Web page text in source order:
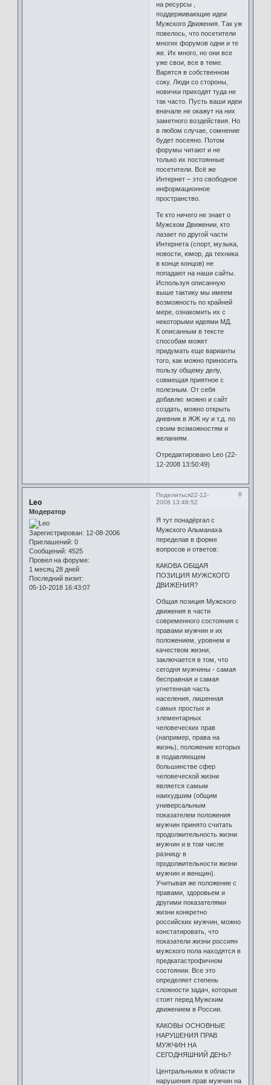
на ресурсы ,
поддерживающие идеи
Мужского Движения. Так уж
повелось, что посетители
многих форумов одни и те
же. Их много, но они все
уже свои, все в теме.
Варятся в собственном
соку. Люди со стороны,
новички приходят туда не
так часто. Пусть ваши идеи
вначале не окажут на них
заметного воздействия. Но
в любом случае, сомнение
будет посеяно. Потом
форумы читают и не
только их постоянные
посетители. Всё же
Интернет – это свободное
информационное
пространство.
Те кто ничего не знает о
Мужском Движении, кто
лазает по другой части
Интернета (спорт, музыка,
новости, юмор, да техника
в конце концов) не
попадают на наши сайты.
Используя описанную
выше тактику мы имеем
возможность по крайней
мере, ознакомить их с
некоторыми идеями МД.
К описанным в тексте
способам может
придумать еще варианты
того, как можно приносить
пользу общему делу,
совмещая приятное с
полезным. От себя
добавлю: можно и сайт
создать, можно открыть
дневник в ЖЖ ну и т.д. по
своим возможностям и
желаниям.
Отредактировано Leo (22-
12-2008 13:50:49)
Поделиться 8
22-12-
2008 13:48:52
Leo
Модератор
Зарегистрирован: 12-08-2006
Приглашений: 0
Сообщений: 4525
Провел на форуме:
1 месяц 28 дней
Последний визит:
05-10-2018 16:43:07
Я тут понадёргал с
Мужского Альманаха
переделав в форме
вопросов и ответов:
КАКОВА ОБЩАЯ
ПОЗИЦИЯ МУЖСКОГО
ДВИЖЕНИЯ?
Общая позиция Мужского
движения в части
современного состояния с
правами мужчин и их
положением, уровнем и
качеством жизни,
заключается в том, что
сегодня мужчины - самая
бесправная и самая
угнетенная часть
населения, лишенная
самых простых и
элементарных
человеческих прав
(например, права на
жизнь), положение которых
в подавляющем
большинстве сфер
человеческой жизни
является самым
наихудшим (общим
универсальным
показателем положения
мужчин принято считать
продолжительность жизни
мужчин и в том числе
разницу в
продолжительности жизни
мужчин и женщин).
Учитывая же положение с
правами, здоровьем и
другими показателями
жизни конкретно
российских мужчин, можно
констатировать, что
показатели жизни россиян
мужского пола находятся в
предкатастрофичном
состоянии. Все это
определяет степень
сложности задач, которые
стоят перед Мужским
движением в России.
КАКОВЫ ОСНОВНЫЕ
НАРУШЕНИЯ ПРАВ
МУЖЧИН НА
СЕГОДНЯШНИЙ ДЕНЬ?
Центральными в области
нарушения прав мужчин на